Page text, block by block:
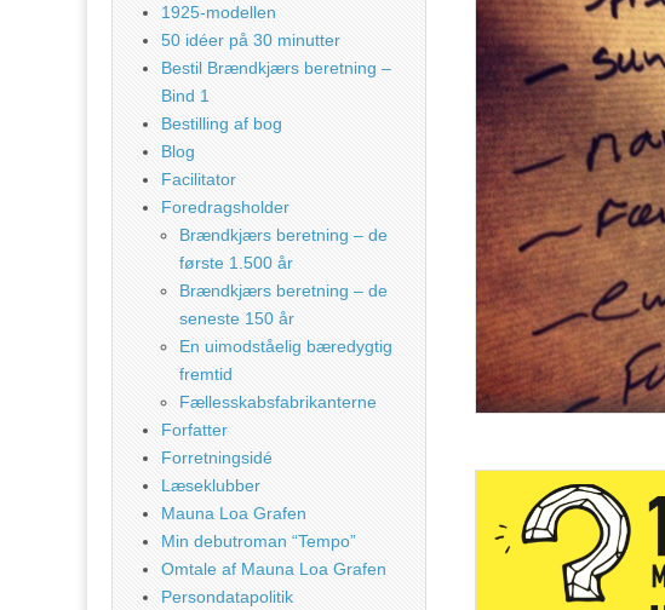
1925-modellen
50 idéer på 30 minutter
Bestil Brændkjærs beretning –
Bind 1
Bestilling af bog
Blog
Facilitator
Foredragsholder
Brændkjærs beretning – de
første 1.500 år
Brændkjærs beretning – de
seneste 150 år
En uimodståelig bæredygtig
fremtid
Fællesskabsfabrikanterne
Forfatter
Forretningsidé
Læseklubber
Mauna Loa Grafen
Min debutroman “Tempo”
Omtale af Mauna Loa Grafen
Persondatapolitik